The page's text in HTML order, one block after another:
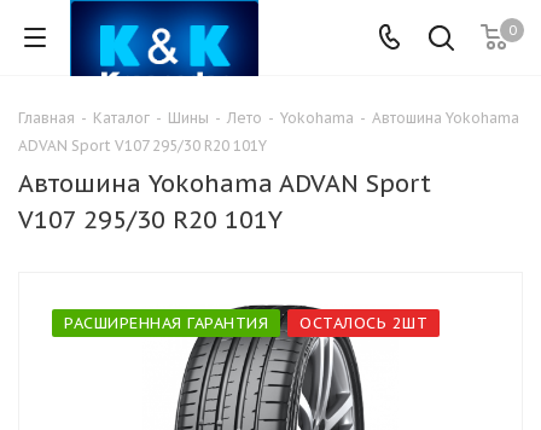
0
Главная - Каталог - Шины - Лето - Yokohama - Автошина Yokohama
ADVAN Sport V107 295/30 R20 101Y
Автошина Yokohama ADVAN Sport
V107 295/30 R20 101Y
РАСШИРЕННАЯ ГАРАНТИЯ ОСТАЛОСЬ 2ШТ